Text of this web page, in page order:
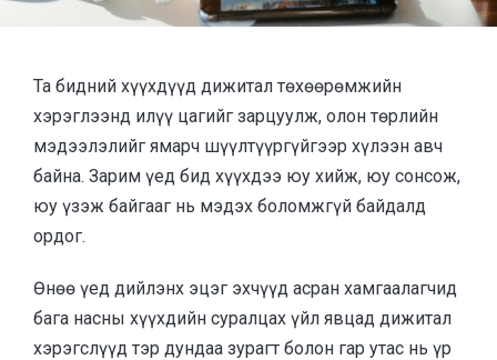
Та бидний хүүхдүүд дижитал төхөөрөмжийн
хэрэглээнд илүү цагийг зарцуулж, олон төрлийн
мэдээлэлийг ямарч шүүлтүүргүйгээр хүлээн авч
байна. Зарим үед бид хүүхдээ юу хийж, юу сонсож,
юу үзэж байгааг нь мэдэх боломжгүй байдалд
ордог.
Өнөө үед дийлэнх эцэг эхчүүд асран хамгаалагчид
бага насны хүүхдийн суралцах үйл явцад дижитал
хэрэгслүүд тэр дундаа зурагт болон гар утас нь үр